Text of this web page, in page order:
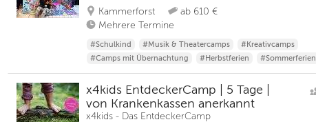
Kammerforst
ab 610 €
Mehrere Termine
#Schulkind #Musik & Theatercamps
#Kreativcamps
#Camps mit Übernachtung
#Herbstferien #Sommerferien
x4kids EntdeckerCamp | 5 Tage |
von Krankenkassen anerkannt
x4kids - Das EntdeckerCamp